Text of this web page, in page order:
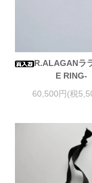
R.ALAGANラ
E RING-
60,500円(税